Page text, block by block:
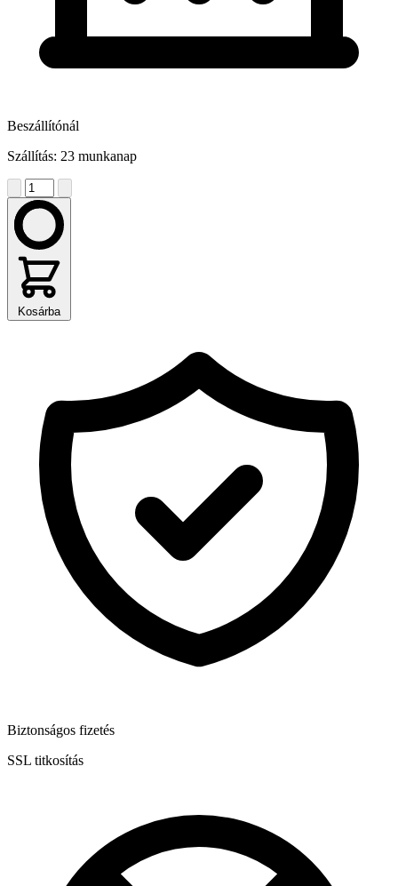
Beszállítónál
Szállítás: 23 munkanap
Kosárba
Biztonságos fizetés
SSL titkosítás